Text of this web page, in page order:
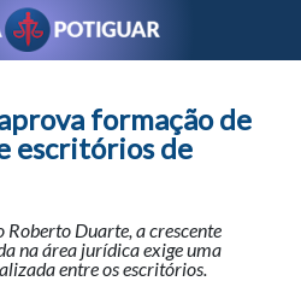
formação de
escritórios de
Roberto Duarte, a crescente
na área jurídica exige uma
entre os escritórios.